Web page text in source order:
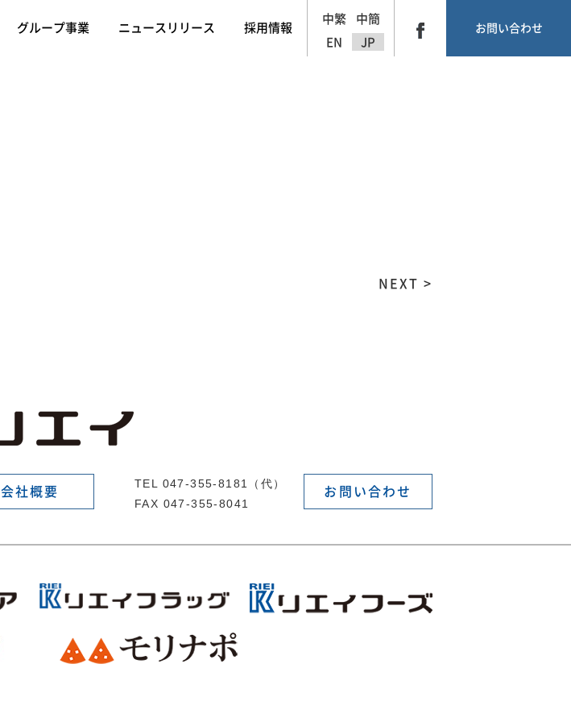
グループ事業 ニュースリリース 採用情報
中繁
中簡
EN
JP
お問い合わせ
NEXT >
会社概要
TEL 047-355-8181（代）
FAX 047-355-8041
お問い合わせ